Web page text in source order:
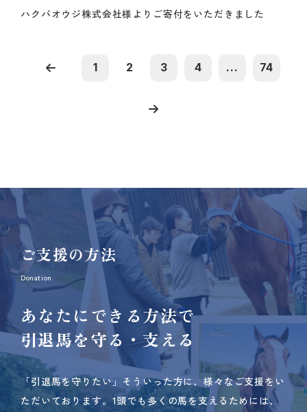
ハクバオウジ株式会社様よりご寄付をいただきました
1 2 3 4 ... 74
ご支援の方法
Donation
あなたにできる方法で
引退馬を守る・支える
「引退馬を守りたい」そういった方に、様々なご支援をい
ただいております。 1頭でも多くの馬を支えるためには、